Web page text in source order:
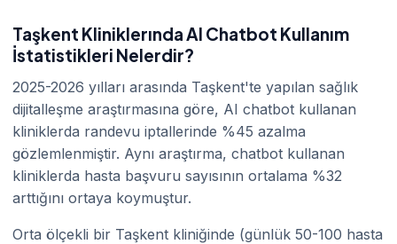
Taşkent Kliniklerında AI Chatbot Kullanım
İstatistikleri Nelerdir?
2025-2026 yılları arasında Taşkent'te yapılan sağlık
dijitalleşme araştırmasına göre, AI chatbot kullanan
kliniklerda randevu iptallerinde %45 azalma
gözlemlenmiştir. Aynı araştırma, chatbot kullanan
kliniklerda hasta başvuru sayısının ortalama %32
arttığını ortaya koymuştur.
Orta ölçekli bir Taşkent kliniğinde (günlük 50-100 hasta